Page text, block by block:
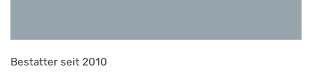
Bestatter seit 2010